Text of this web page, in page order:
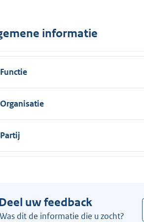
n
:
informatie
Functie
Organisatie
Partij
uw feedback
Was dit de informatie die u zocht?